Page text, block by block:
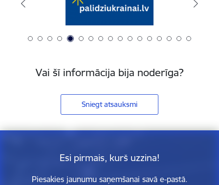
Vai šī informācija bija noderīga?
Sniegt atsauksmi
Esi pirmais, kurš uzzina!
Piesakies jaunumu saņemšanai savā e-pastā.